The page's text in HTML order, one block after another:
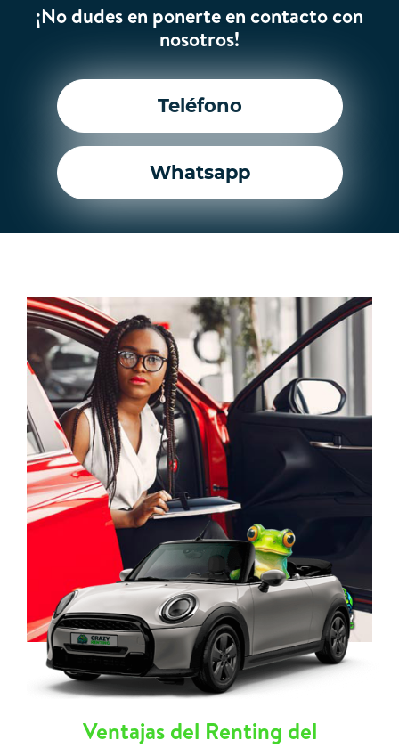
¡No dudes en ponerte en contacto con
nosotros!
Teléfono
Whatsapp
Ventajas del Renting del